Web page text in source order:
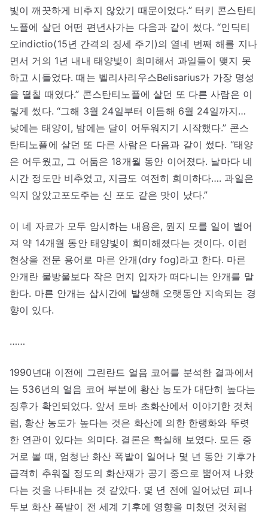
빛이 깨끗하게 비추지 않았기 때문이었다.” 터키 콘스탄티
노플에 살던 어떤 편년사가는 다음과 같이 썼다. “인딕티
오indictio(15년 간격의 징세 주기)의 열네 번째 해를 지나
면서 거의 1년 내내 태양빛이 희미해서 과일들이 맺지 못
하고 시들었다. 때는 벨리사리우스Belisarius가 가장 명성
을 떨칠 때였다.” 콘스탄티노플에 살던 또 다른 사람은 이
렇게 썼다. “그해 3월 24일부터 이듬해 6월 24일까지…
낮에는 태양이, 밤에는 달이 어두워지기 시작했다.” 콘스
탄티노플에 살던 또 다른 사람은 다음과 같이 썼다. “태양
은 어두웠고, 그 어둠은 18개월 동안 이어졌다. 날마다 네
시간 정도만 비추었고, 지금도 여전히 희미하다…. 과일은
익지 않았고포도주는 신 포도 같은 맛이 났다.”
이 네 자료가 모두 암시하는 내용은, 뭔지 모를 일이 벌어
져 약 14개월 동안 태양빛이 희미해졌다는 것이다. 이런
현상을 전문 용어로 마른 안개(dry fog)라고 한다. 마른
안개란 물방울보다 작은 먼지 입자가 떠다니는 안개를 말
한다. 마른 안개는 삽시간에 발생해 오랫동안 지속되는 경
향이 있다.
……
1990년대 이전에 그린란드 얼음 코어를 분석한 결과에서
는 536년의 얼음 코어 부분에 황산 농도가 대단히 높다는
징후가 확인되었다. 앞서 토바 초화산에서 이야기한 것처
럼, 황산 농도가 높다는 것은 화산에 의한 한랭화와 뚜렷
한 연관이 있다는 의미다. 결론은 확실해 보였다. 모든 증
거로 볼 때, 엄청난 화산 폭발이 일어나 몇 년 동안 기후가
급격히 추워질 정도의 화산재가 공기 중으로 뿜어져 나왔
다는 것을 나타내는 것 같았다. 몇 년 전에 일어났던 피나
투보 화산 폭발이 전 세계 기후에 영향을 미쳤던 것처럼